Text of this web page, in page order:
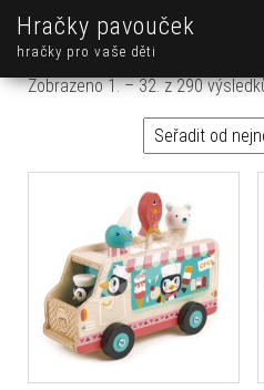
Hračky pavouček
hračky pro vaše děti
Zobrazeno 1. – 32. z 290